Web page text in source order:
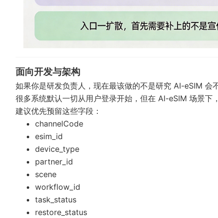
面向开发与架构
如果你是研发负责人，现在最该做的不是研究 AI-eSIM 会
很多系统默认一切从用户登录开始，但在 AI-eSIM 场景下
建议优先预留这些字段：
channelCode
esim_id
device_type
partner_id
scene
workflow_id
task_status
restore_status